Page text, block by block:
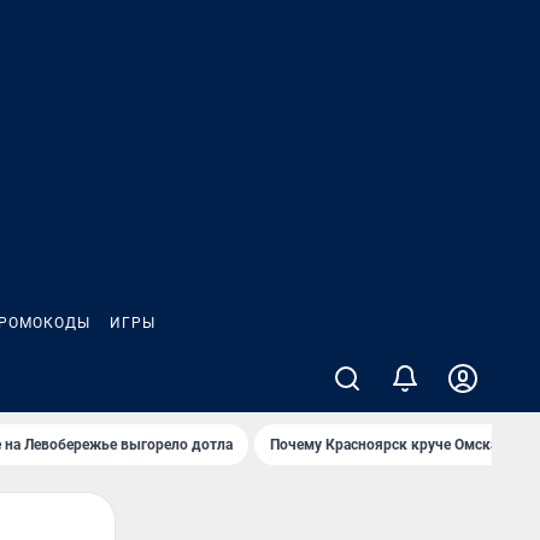
ИГРЫ
на Левобережье выгорело дотла Почему Красноярск круче Омска